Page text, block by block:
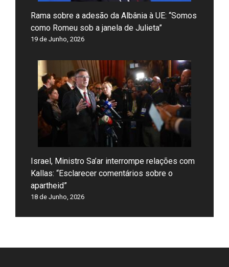
Rama sobre a adesão da Albânia à UE: “Somos
como Romeu sob a janela de Julieta”
19 de Junho, 2026
Israel, Ministro Sa’ar interrompe relações com
Kallas: “Esclarecer comentários sobre o
apartheid”
18 de Junho, 2026